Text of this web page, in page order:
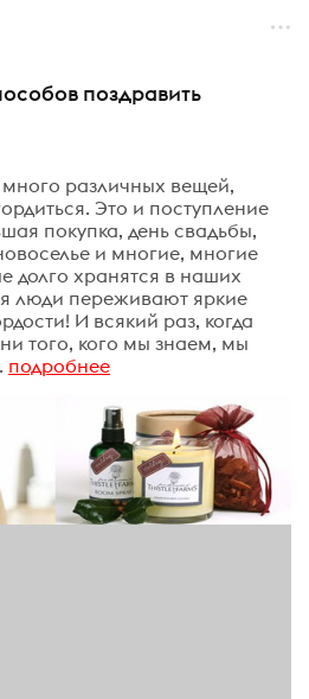
поздравить
различных вещей,
Это и поступление
покупка, день свадьбы,
и многие, многие
долго хранятся в наших
люди переживают яркие
И всякий раз, когда
того, кого мы знаем, мы
подробнее